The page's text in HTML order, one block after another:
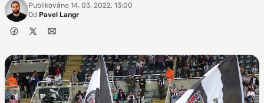
Publikováno 14. 03. 2022, 13:00
Od Pavel Langr